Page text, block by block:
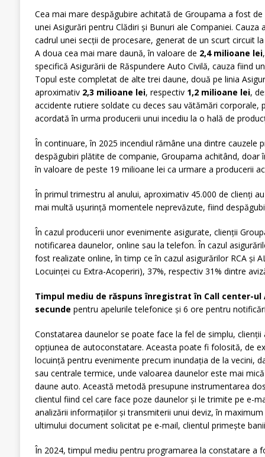
Cea mai mare despăgubire achitată de Groupama a fost de
unei Asigurări pentru Clădiri și Bunuri ale Companiei. Cauza
cadrul unei secții de procesare, generat de un scurt circuit
A doua cea mai mare daună, în valoare de 2,4 milioane lei
specifică Asigurării de Răspundere Auto Civilă, cauza fiind
Topul este completat de alte trei daune, două pe linia
aproximativ 2,3 milioane lei, respectiv 1,2 milioane lei,
accidente rutiere soldate cu deces sau vătămări corporale,
acordată în urma producerii unui incediu la o hală de
În continuare, în 2025 incendiul rămâne una dintre cauzele
despăgubiri plătite de companie, Groupama achitând, doar
în valoare de peste 19 milioane lei ca urmare a producerii
În primul trimestru al anului, aproximativ 45.000 de clienți
mai multă ușurință momentele neprevăzute, fiind
În cazul producerii unor evenimente asigurate, clienții
notificarea daunelor, online sau la telefon. În cazul
fost realizate online, în timp ce în cazul asigurărilor RCA și
Locuinței cu Extra-Acoperiri), 37%, respectiv 31% dintre
Timpul mediu de răspuns înregistrat în Call center-ul
secunde pentru apelurile telefonice și 6 ore pentru
Constatarea daunelor se poate face la fel de simplu, clienții
opțiunea de autoconstatare. Aceasta poate fi folosită, de
locuință pentru evenimente precum inundaţia de la vecini,
sau centrale termice, unde valoarea daunelor este mai
daune auto. Această metodă presupune instrumentarea
clientul fiind cel care face poze daunelor și le trimite pe e-
analizării informațiilor și transmiterii unui deviz, în
ultimului document solicitat pe e-mail, clientul primește
În 2024, timpul mediu pentru programarea la constatare a